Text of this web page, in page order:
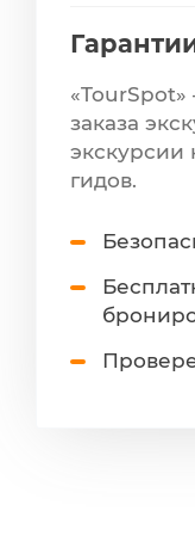
заказа
экскурсии
гидов.